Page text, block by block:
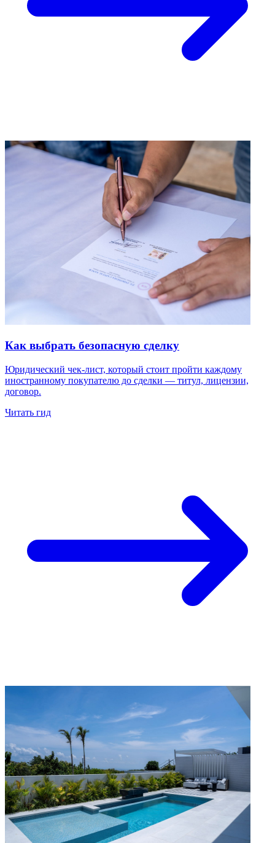
Как выбрать безопасную сделку
Юридический чек-лист, который стоит пройти каждому
иностранному покупателю до сделки — титул, лицензии,
договор.
Читать гид